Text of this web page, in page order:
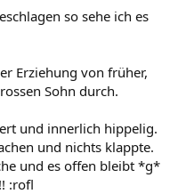
so sehe ich es
Erziehung von früher,
Sohn durch.
und innerlich hippelig.
und nichts klappte.
und es offen bleibt *g*
:rofl